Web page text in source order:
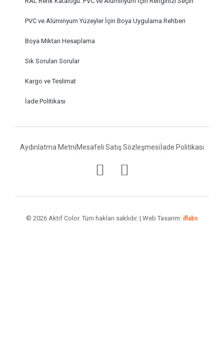
PVC ve Alüminyum Yüzeyler İçin Boya Uygulama Rehberi
Boya Miktarı Hesaplama
Sık Sorulan Sorular
Kargo ve Teslimat
İade Politikası
Aydınlatma Metni Mesafeli Satış Sözleşmesiİade Politikası
© 2026 Aktif Color. Tüm hakları saklıdır. | Web Tasarım: iflabs